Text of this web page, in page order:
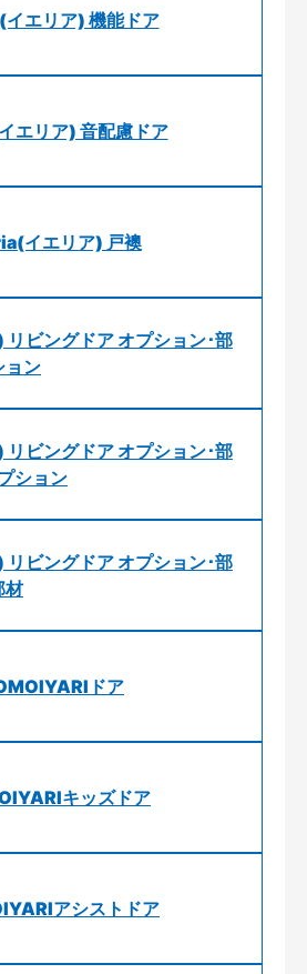
エリア) 機能ドア
エリア) 音配慮ドア
イエリア) 戸襖
ビングドア オプション･部
ョン
ビングドア オプション･部
ション
ビングドア オプション･部
材
ドア
キッズドア
アシストドア